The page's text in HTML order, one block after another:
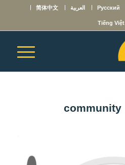
Русский العربية 简体中文
Tiếng Việt
community